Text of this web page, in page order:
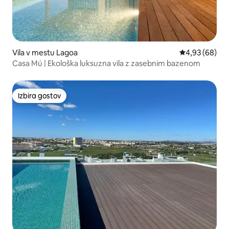
Vila v mestu Lagoa Povprečna
4,93 (68)
Casa Mú | Ekološka luksuzna vila z zasebnim bazenom
Izbira gostov
Izbira gostov